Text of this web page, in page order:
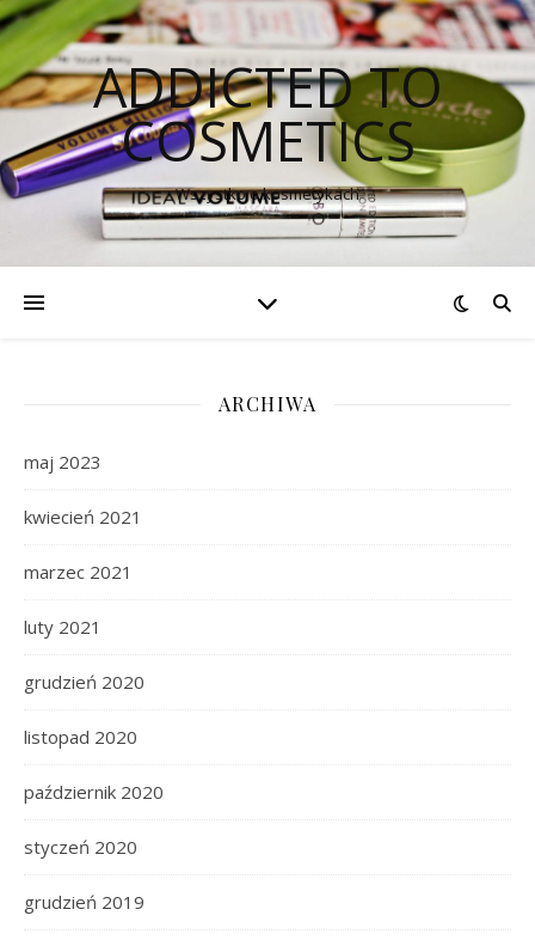
ADDICTED TO
COSMETICS
Wszystko o kosmetykach
ARCHIWA
maj 2023
kwiecień 2021
marzec 2021
luty 2021
grudzień 2020
listopad 2020
październik 2020
styczeń 2020
grudzień 2019